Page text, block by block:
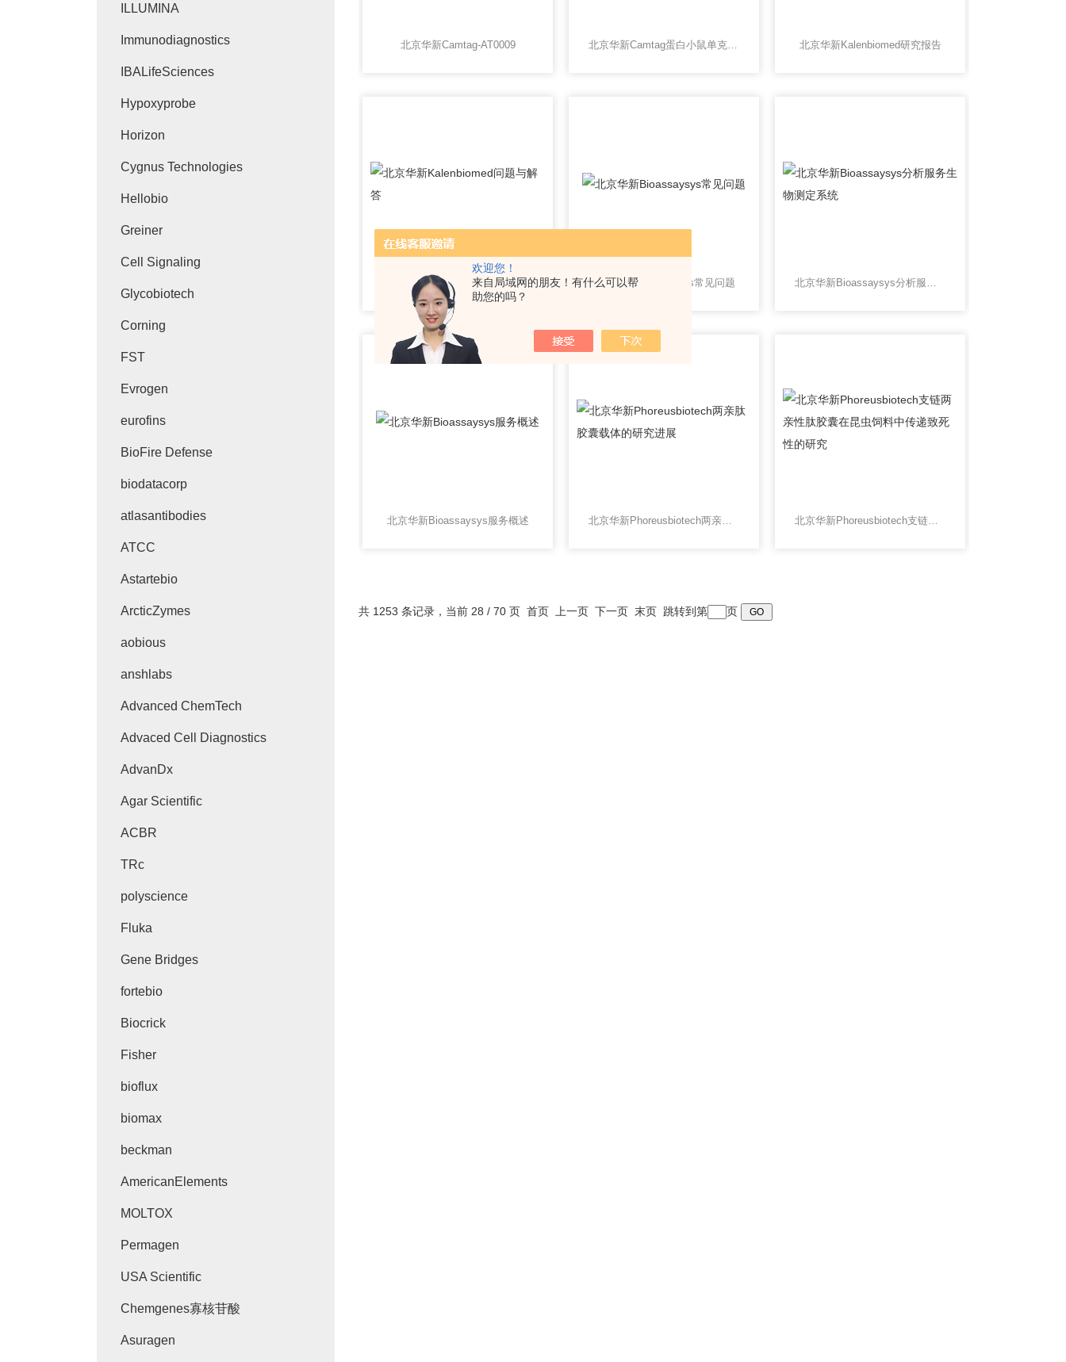
欢迎您！
来自局域网的朋友！有什么可以帮
助您的吗？
北京华新Camtag-AT0009 北京华新Camtag蛋白小鼠单克隆抗体 北京华新Kalenbiomed研究报告
北京华新Kalenbiomed问题与解答 北京华新Bioassaysys常见问题 北京华新Bioassaysys分析服务生物测定系统
北京华新Bioassaysys服务概述 北京华新Phoreusbiotech两亲肽胶囊载体的研究进展 北京华新Phoreusbiotech支链两亲性肽胶囊在昆虫饲料中传递致死性的研究
共 1253 条记录，当前 28 / 70 页 首页 上一页 下一页 末页 跳转到第 页
ILLUMINA
Immunodiagnostics
IBALifeSciences
Hypoxyprobe
Horizon
Cygnus Technologies
Hellobio
Greiner
Cell Signaling
Glycobiotech
Corning
FST
Evrogen
eurofins
BioFire Defense
biodatacorp
atlasantibodies
ATCC
Astartebio
ArcticZymes
aobious
anshlabs
Advanced ChemTech
Advaced Cell Diagnostics
AdvanDx
Agar Scientific
ACBR
TRc
polyscience
Fluka
Gene Bridges
fortebio
Biocrick
Fisher
bioflux
biomax
beckman
AmericanElements
MOLTOX
Permagen
USA Scientific
Chemgenes寡核苷酸
Asuragen